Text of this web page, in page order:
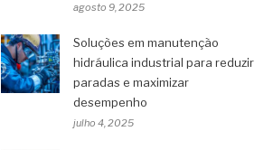
agosto 9, 2025
Soluções em manutenção
hidráulica industrial para reduzir
paradas e maximizar
desempenho
julho 4, 2025